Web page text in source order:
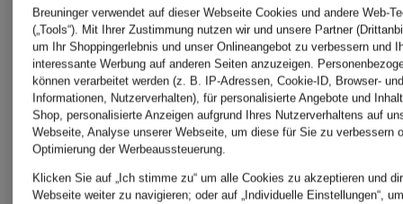
ACE
Regular
Fit aus
Samt
385 €
Extra
Slim Fit
385 €
Breuninger verwendet auf dieser Webseite Cookies und andere Web-
(„Tools“). Mit Ihrer Zustimmung nutzen wir und unsere Partner
um Ihr Shoppingerlebnis und unser Onlineangebot zu verbessern und
interessante Werbung auf anderen Seiten anzuzeigen.
können verarbeitet werden (z. B. IP-Adressen, Cookie-ID, Browser-
Informationen, Nutzerverhalten), für personalisierte Angebote und
Shop, personalisierte Anzeigen aufgrund Ihres Nutzerverhaltens auf
Webseite, Analyse unserer Webseite, um diese für Sie zu verbessern
Optimierung der Werbeaussteuerung.
Klicken Sie auf „Ich stimme zu“ um alle Cookies zu akzeptieren und
Webseite weiter zu navigieren; oder auf „Individuelle Einstellungen“,